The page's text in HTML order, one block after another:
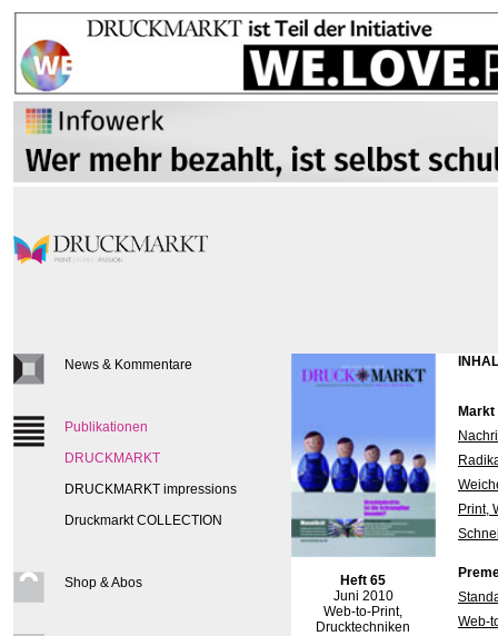
News & Kommentare
Publikationen
DRUCKMARKT
DRUCKMARKT impressions
Druckmarkt COLLECTION
Shop & Abos
Heft 65
Juni 2010
Web-to-Print,
Drucktechniken
Markt
Print,
Web-